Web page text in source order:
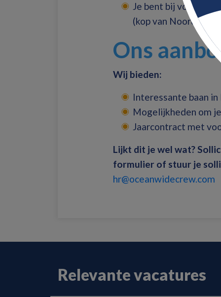
Je bent bij voorkeur
(kop van Noord-
Ons
Wij bieden:
Interessante baan
Mogelijkheden om
Jaarcontract met
Lijkt dit je wel wat?
formulier of stuur je
hr@oceanwidecrew.com
Relevante vacatures